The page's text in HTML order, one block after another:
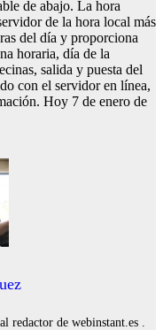
de abajo. La hora
de la hora local más
del día y proporciona
horaria, día de la
salida y puesta del
con el servidor en línea,
Hoy 7 de enero de
redactor de webinstant.es .